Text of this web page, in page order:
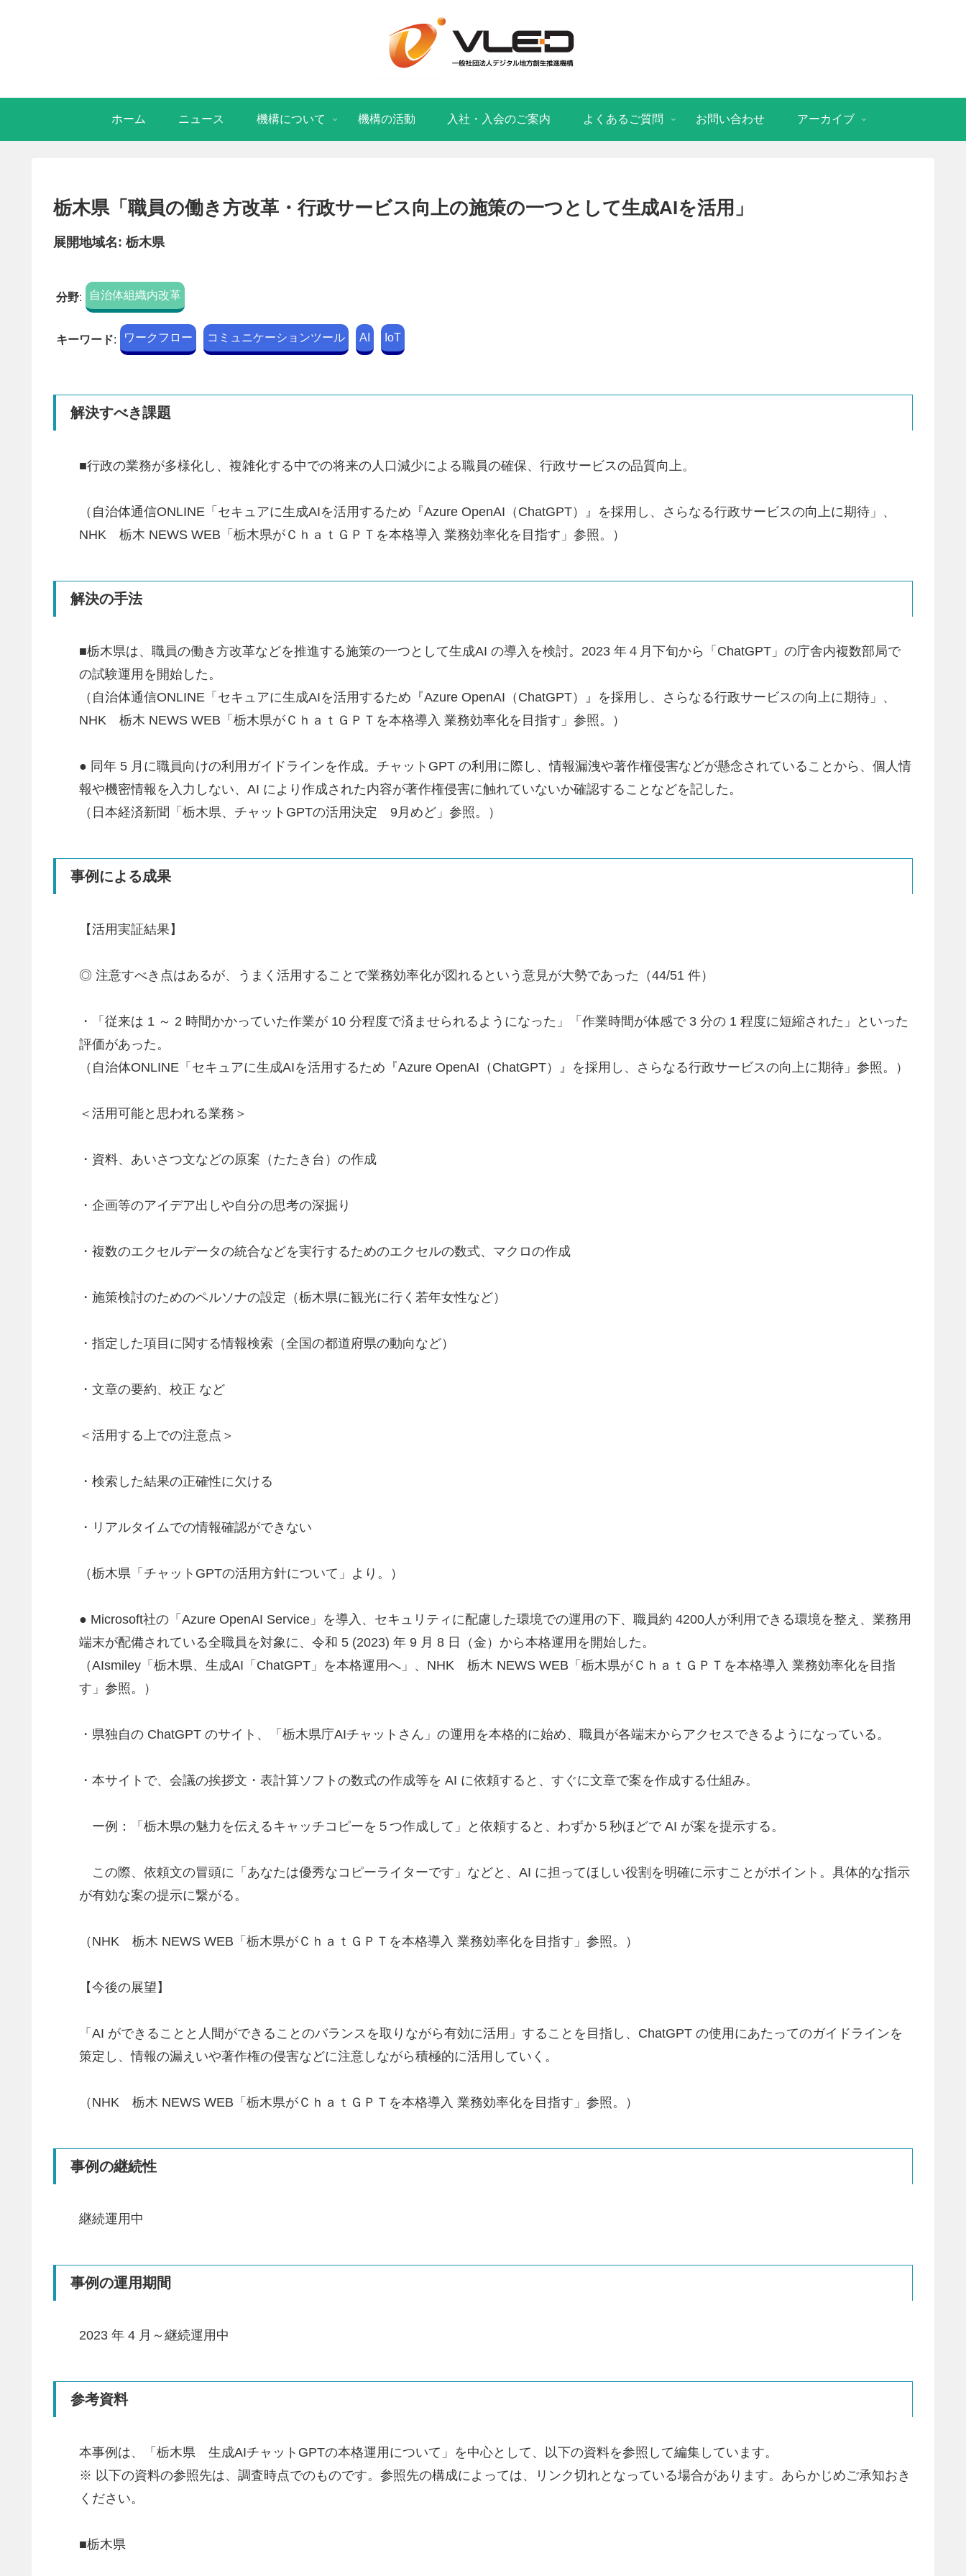
ホーム ニュース 機構について 機構の活動 入社・入会のご案内 よくあるご質問 お問い合わせ アーカイブ
栃木県「職員の働き方改革・行政サービス向上の施策の一つとして生成AIを活用」
展開地域名: 栃木県
分野: 自治体組織内改革
キーワード: ワークフロー コミュニケーションツール AI IoT
解決すべき課題
■行政の業務が多様化し、複雑化する中での将来の人口減少による職員の確保、行政サービスの品質向上。
（自治体通信ONLINE「セキュアに生成AIを活用するため『Azure OpenAI（ChatGPT）』を採用し、さらなる行政サービスの向上に期待」、
NHK 栃木 NEWS WEB「栃木県がＣｈａｔＧＰＴを本格導入 業務効率化を目指す」参照。）
解決の手法
■栃木県は、職員の働き方改革などを推進する施策の一つとして生成AI の導入を検討。2023 年４月下旬から「ChatGPT」の庁舎内複数部局で
の試験運用を開始した。
（自治体通信ONLINE「セキュアに生成AIを活用するため『Azure OpenAI（ChatGPT）』を採用し、さらなる行政サービスの向上に期待」、
NHK 栃木 NEWS WEB「栃木県がＣｈａｔＧＰＴを本格導入 業務効率化を目指す」参照。）
● 同年 5 月に職員向けの利用ガイドラインを作成。チャットGPT の利用に際し、情報漏洩や著作権侵害などが懸念されていることから、個人情
報や機密情報を入力しない、AI により作成された内容が著作権侵害に触れていないか確認することなどを記した。
（日本経済新聞「栃木県、チャットGPTの活用決定 9月めど」参照。）
事例による成果
【活用実証結果】
◎ 注意すべき点はあるが、うまく活用することで業務効率化が図れるという意見が大勢であった（44/51 件）
・「従来は 1 ～ 2 時間かかっていた作業が 10 分程度で済ませられるようになった」「作業時間が体感で 3 分の 1 程度に短縮された」といった
評価があった。
（自治体ONLINE「セキュアに生成AIを活用するため『Azure OpenAI（ChatGPT）』を採用し、さらなる行政サービスの向上に期待」参照。）
＜活用可能と思われる業務＞
・資料、あいさつ文などの原案（たたき台）の作成
・企画等のアイデア出しや自分の思考の深掘り
・複数のエクセルデータの統合などを実行するためのエクセルの数式、マクロの作成
・施策検討のためのペルソナの設定（栃木県に観光に行く若年女性など）
・指定した項目に関する情報検索（全国の都道府県の動向など）
・文章の要約、校正 など
＜活用する上での注意点＞
・検索した結果の正確性に欠ける
・リアルタイムでの情報確認ができない
（栃木県「チャットGPTの活用方針について」より。）
● Microsoft社の「Azure OpenAI Service」を導入、セキュリティに配慮した環境での運用の下、職員約 4200人が利用できる環境を整え、業務用
端末が配備されている全職員を対象に、令和 5 (2023) 年 9 月 8 日（金）から本格運用を開始した。
（AIsmiley「栃木県、生成AI「ChatGPT」を本格運用へ」、NHK 栃木 NEWS WEB「栃木県がＣｈａｔＧＰＴを本格導入 業務効率化を目指
す」参照。）
・県独自の ChatGPT のサイト、「栃木県庁AIチャットさん」の運用を本格的に始め、職員が各端末からアクセスできるようになっている。
・本サイトで、会議の挨拶文・表計算ソフトの数式の作成等を AI に依頼すると、すぐに文章で案を作成する仕組み。
ー例：「栃木県の魅力を伝えるキャッチコピーを５つ作成して」と依頼すると、わずか５秒ほどで AI が案を提示する。
この際、依頼文の冒頭に「あなたは優秀なコピーライターです」などと、AI に担ってほしい役割を明確に示すことがポイント。具体的な指示
が有効な案の提示に繋がる。
（NHK 栃木 NEWS WEB「栃木県がＣｈａｔＧＰＴを本格導入 業務効率化を目指す」参照。）
【今後の展望】
「AI ができることと人間ができることのバランスを取りながら有効に活用」することを目指し、ChatGPT の使用にあたってのガイドラインを
策定し、情報の漏えいや著作権の侵害などに注意しながら積極的に活用していく。
（NHK 栃木 NEWS WEB「栃木県がＣｈａｔＧＰＴを本格導入 業務効率化を目指す」参照。）
事例の継続性
継続運用中
事例の運用期間
2023 年 4 月～継続運用中
参考資料
本事例は、「栃木県 生成AIチャットGPTの本格運用について」を中心として、以下の資料を参照して編集しています。
※ 以下の資料の参照先は、調査時点でのものです。参照先の構成によっては、リンク切れとなっている場合があります。あらかじめご承知おき
ください。
■栃木県